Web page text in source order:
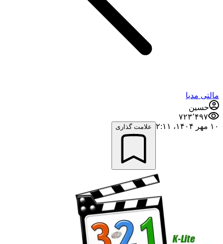
مالتی مدیا
حسین
۷۲۳٬۴۹۷
۱۰ مهر ۱۴۰۴،‏ ۲:۱۱
علامت گذاری